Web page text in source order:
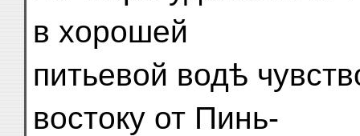
в хорошей
питьевой водѣ
востоку от Пинь-